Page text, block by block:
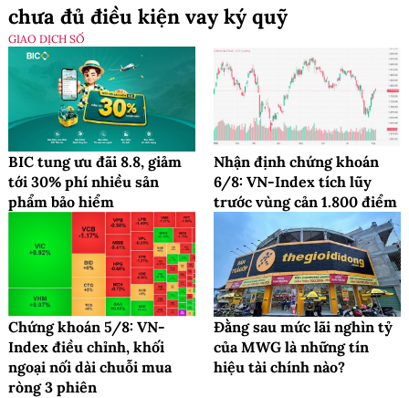
chưa đủ điều kiện vay ký quỹ
GIAO DỊCH SỐ
BIC tung ưu đãi 8.8, giảm
tới 30% phí nhiều sản
phẩm bảo hiểm
Nhận định chứng khoán
6/8: VN-Index tích lũy
trước vùng cản 1.800 điểm
Chứng khoán 5/8: VN-
Index điều chỉnh, khối
ngoại nối dài chuỗi mua
ròng 3 phiên
Đằng sau mức lãi nghìn tỷ
của MWG là những tín
hiệu tài chính nào?